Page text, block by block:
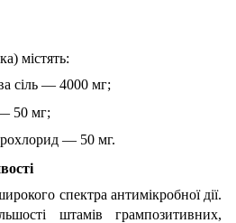
містять:
сіль — 4000 мг;
50 мг;
— 50 мг.
спектра антимікробної дії.
штамів грампозитивних,